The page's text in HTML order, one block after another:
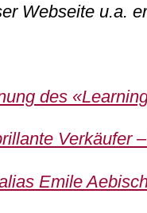
Webseite u.a.
des
Verkäufer
Emile